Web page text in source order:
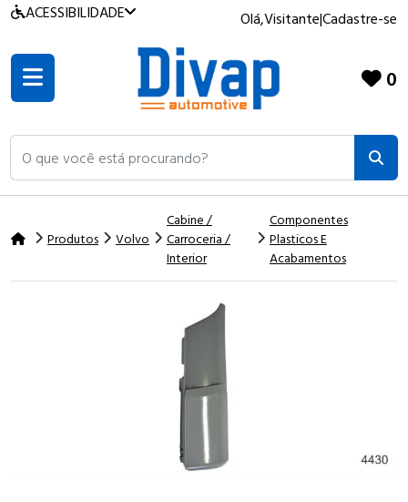
ACESSIBILIDADE Olá,Visitante|Cadastre-se
O que você está procurando?
0
Produtos Volvo
Cabine /
Carroceria /
Interior
Componentes
Plasticos E
Acabamentos